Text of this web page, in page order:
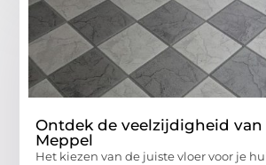
Ontdek de veelzijdigheid
Meppel
Het kiezen van de juiste vloer voor je